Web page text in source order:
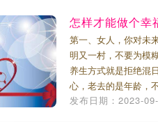
怎样才能做个幸
第一、女人，你对未
明又一村，不要为模
养生方式就是拒绝混
心，老去的是年龄，
发布日期：2023-